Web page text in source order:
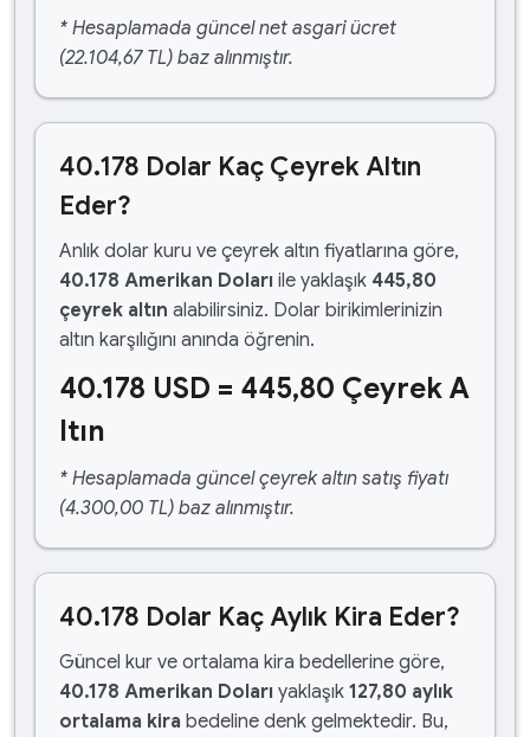
* Hesaplamada güncel net asgari ücret
(22.104,67 TL) baz alınmıştır.
40.178 Dolar Kaç Çeyrek Altın
Eder?
Anlık dolar kuru ve çeyrek altın fiyatlarına göre,
40.178 Amerikan Doları ile yaklaşık 445,80
çeyrek altın alabilirsiniz. Dolar birikimlerinizin
altın karşılığını anında öğrenin.
40.178 USD = 445,80 Çeyrek A
ltın
* Hesaplamada güncel çeyrek altın satış fiyatı
(4.300,00 TL) baz alınmıştır.
40.178 Dolar Kaç Aylık Kira Eder?
Güncel kur ve ortalama kira bedellerine göre,
40.178 Amerikan Doları yaklaşık 127,80 aylık
ortalama kira bedeline denk gelmektedir. Bu,